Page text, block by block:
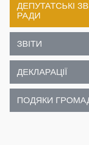
ДЕПУТАТСЬКІ
РАДИ
ЗВІТИ
ДЕКЛАРАЦІЇ
ПОДЯКИ